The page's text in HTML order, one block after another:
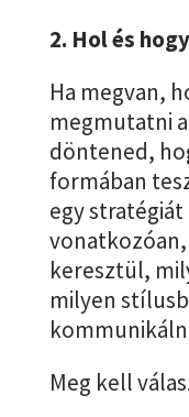
2. Hol és
Ha megvan,
megmutatni
döntened,
formában
egy
keresztül,
milyen
Meg kell